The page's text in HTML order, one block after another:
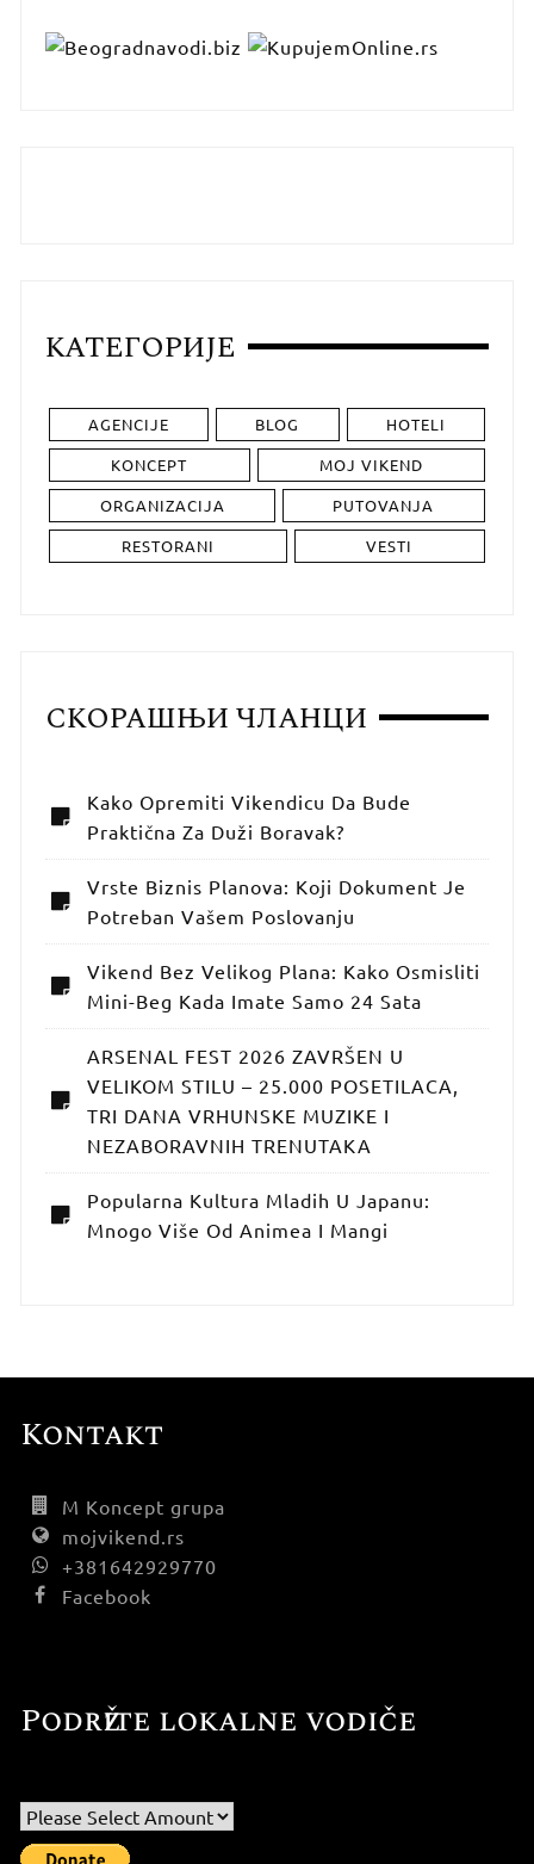
КАТЕГОРИЈЕ
AGENCIJE BLOG
HOTELI
KONCEPT
MOJ VIKEND
ORGANIZACIJA
PUTOVANJA
RESTORANI
VESTI
СКОРАШЊИ ЧЛАНЦИ
Kako Opremiti Vikendicu Da Bude
Praktična Za Duži Boravak?
Vrste Biznis Planova: Koji Dokument Je
Potreban Vašem Poslovanju
Vikend Bez Velikog Plana: Kako Osmisliti
Mini-Beg Kada Imate Samo 24 Sata
ARSENAL FEST 2026 ZAVRŠEN U
VELIKOM STILU – 25.000 POSETILACA,
TRI DANA VRHUNSKE MUZIKE I
NEZABORAVNIH TRENUTAKA
Popularna Kultura Mladih U Japanu:
Mnogo Više Od Animea I Mangi
Kontakt
M Koncept grupa
mojvikend.rs
+381642929770
Facebook
Podržite lokalne vodiče